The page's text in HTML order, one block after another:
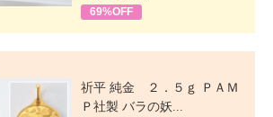
69%OFF
祈平 純金 ２．５ｇ ＰＡＭ
Ｐ社製 バラの妖...